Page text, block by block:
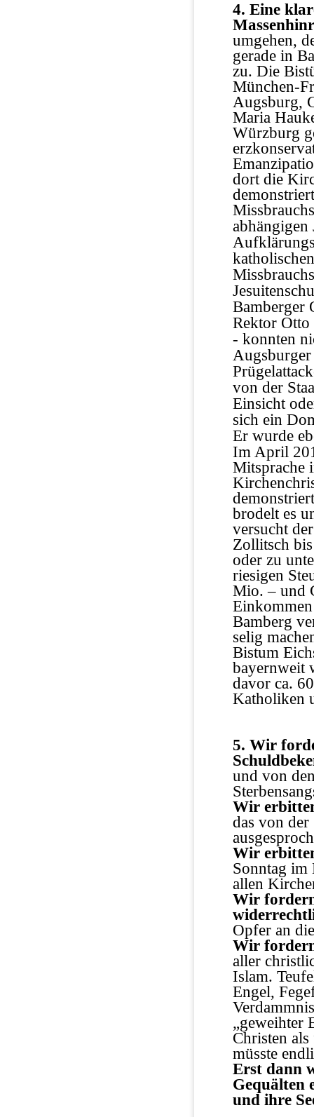
4. Eine
umgehen,
gerade in
zu. Die
München-
Augsburg,
Maria
Würzburg
dort die
abhängigen
Bamberger
Rektor
- konnten
von der
Einsicht
sich ein
Er wurde
Im April
Mitsprache
brodelt es
versucht
Zollitsch
oder zu
riesigen
Mio. – und
Bamberg
selig
Bistum
bayernweit
davor ca.
Katholiken
5. Wir
und von
Wir
das von
Wir
Sonntag im
allen
Wir
Opfer an
Wir
aller
Islam.
Engel,
„geweihter
Christen
müsste
Erst dann
Gequälten
und ihre